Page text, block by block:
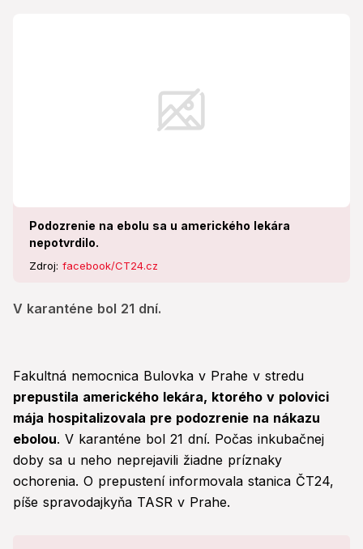
Podozrenie na ebolu sa u amerického lekára
nepotvrdilo.
Zdroj: facebook/CT24.cz
V karanténe bol 21 dní.
Fakultná nemocnica Bulovka v Prahe v stredu
prepustila amerického lekára, ktorého v polovici
mája hospitalizovala pre podozrenie na nákazu
ebolou. V karanténe bol 21 dní. Počas inkubačnej
doby sa u neho neprejavili žiadne príznaky
ochorenia. O prepustení informovala stanica ČT24,
píše spravodajkyňa TASR v Prahe.